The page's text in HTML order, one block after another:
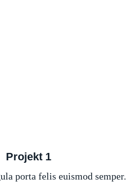
Projekt 1
porta felis euismod semper.